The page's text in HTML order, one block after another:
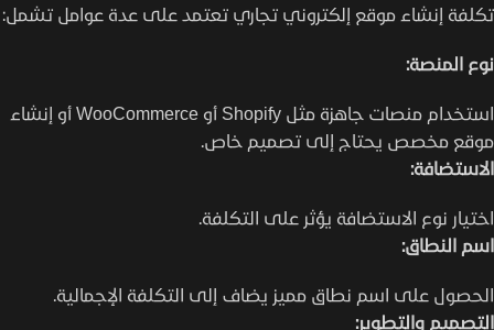
تكلفة إنشاء موقع إلكتروني تجاري تعتمد على عدة عوامل تشمل:
نوع المنصة:
استخدام منصات جاهزة مثل Shopify أو WooCommerce أو إنشاء
موقع مخصص يحتاج إلى تصميم خاص.
الاستضافة:
اختيار نوع الاستضافة يؤثر على التكلفة.
اسم النطاق:
الحصول على اسم نطاق مميز يضاف إلى التكلفة الإجمالية.
التصميم والتطوير: